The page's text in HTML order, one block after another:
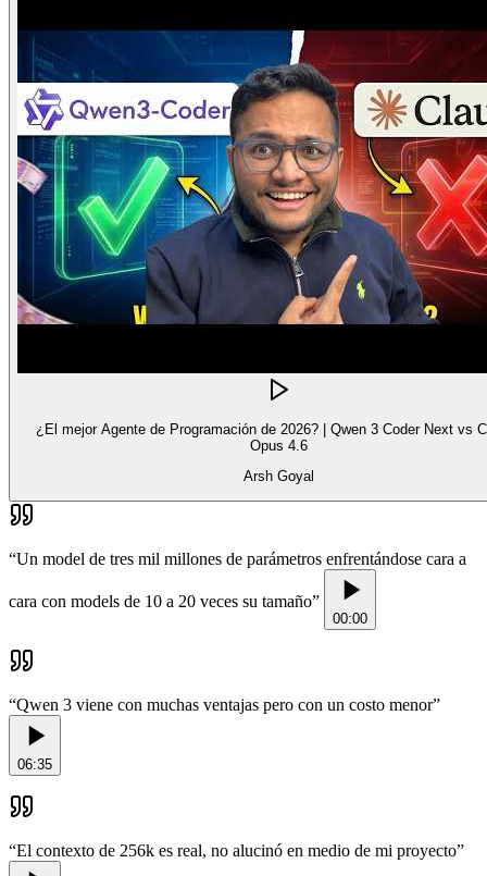
¿El mejor Agente de Programación de 2026? | Qwen 3 Coder Next vs
Opus 4.6
Arsh Goyal
“Un model de tres mil millones de parámetros enfrentándose cara a
cara con models de 10 a 20 veces su tamaño”
00:00
“Qwen 3 viene con muchas ventajas pero con un costo menor”
06:35
“El contexto de 256k es real, no alucinó en medio de mi proyecto”